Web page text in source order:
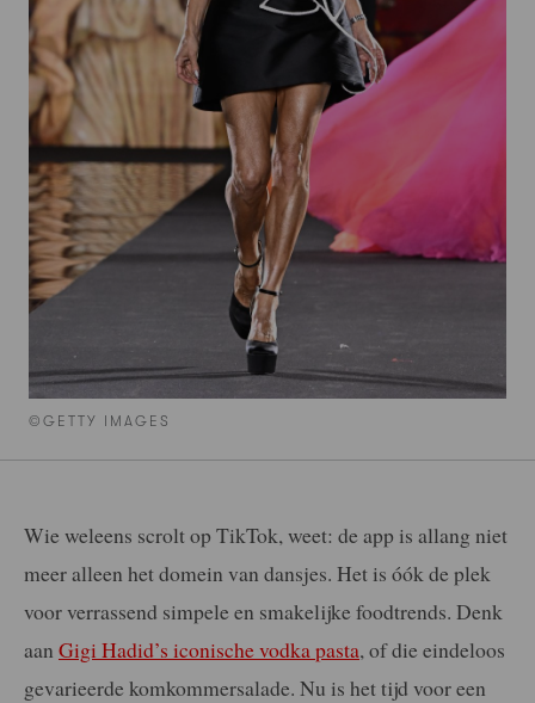
©GETTY IMAGES
Wie weleens scrolt op TikTok, weet: de app is allang niet
meer alleen het domein van dansjes. Het is óók de plek
voor verrassend simpele en smakelijke foodtrends. Denk
aan Gigi Hadid’s iconische vodka pasta, of die eindeloos
gevarieerde komkommersalade. Nu is het tijd voor een